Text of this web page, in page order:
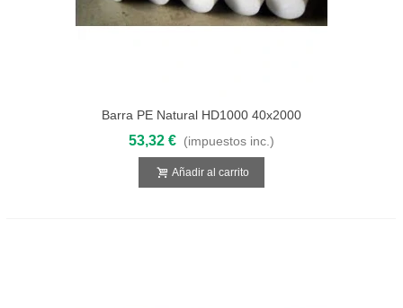
Barra PE Natural HD1000 40x2000
53,32 € (impuestos inc.)
Añadir al carrito